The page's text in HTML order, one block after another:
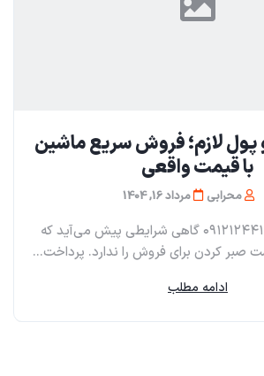
پول لازم؛ فروش سریع ماشین
با قیمت واقعی
محرابی مرداد 16, 1404
خریدار خودرو ۰۹۱۲۱۲۴۴۱۰۵ گاهی شرایطی پیش می‌آید که
کردن برای فروش را ندارد. پرداخت...
ادامه مطلب